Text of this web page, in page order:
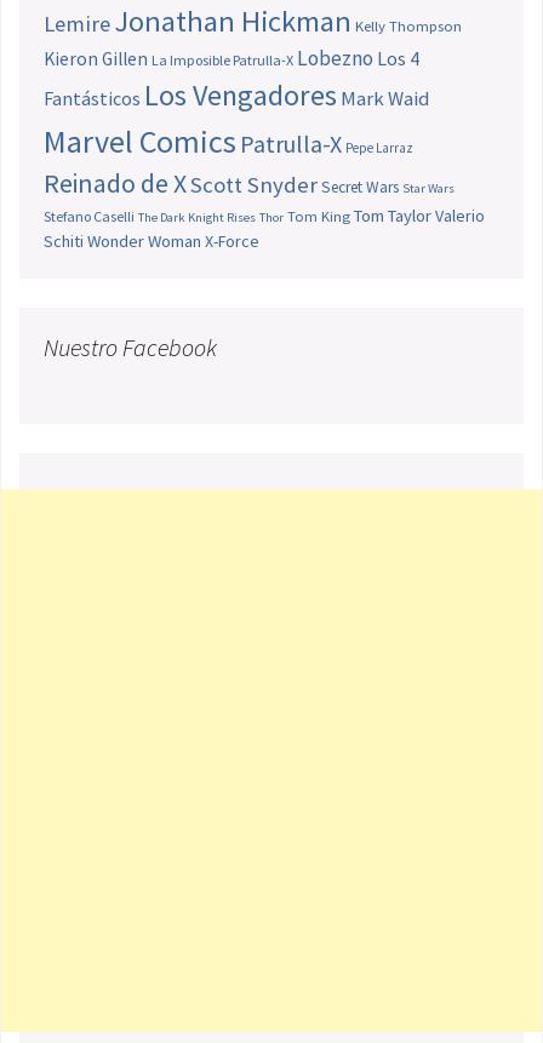
LemireJonathan Hickman Kelly Thompson
Kieron Gillen La Imposible Patrulla-X Lobezno Los 4
Fantásticos Los Vengadores Mark Waid
Marvel Comics Patrulla-X Pepe Larraz
Reinado de XScott SnyderSecret Wars Star Wars
Stefano Caselli The Dark Knight Rises Thor Tom King Tom TaylorValerio
Schiti Wonder Woman X-Force
Nuestro Facebook